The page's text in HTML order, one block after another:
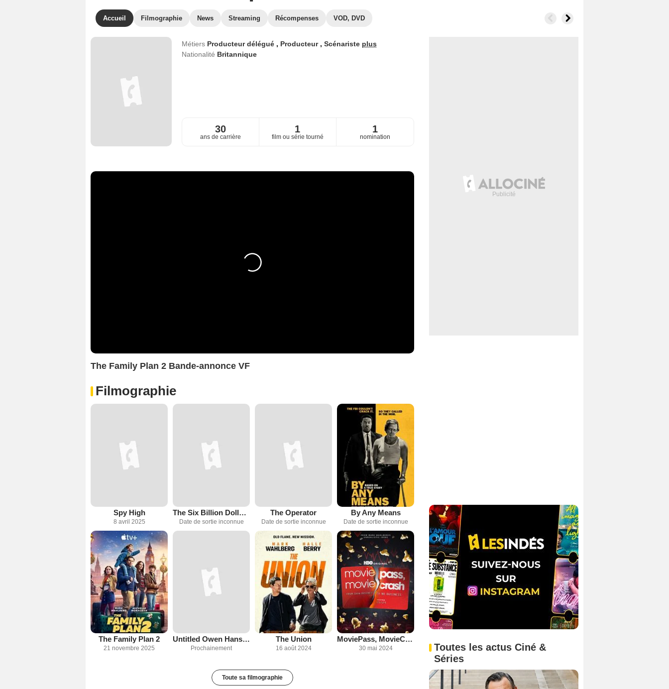
Accueil Filmographie News Streaming Récompenses VOD, DVD
Métiers Producteur délégué , Producteur , Scénariste plus
Nationalité Britannique
30
ans de carrière
1
film ou série tourné
1
nomination
The Family Plan 2 Bande-annonce VF
Filmographie
Spy High
8 avril 2025
The Six Billion Dollar Man
Date de sortie inconnue
The Operator
Date de sortie inconnue
By Any Means
Date de sortie inconnue
The Family Plan 2
21 novembre 2025
Untitled Owen Hanson Docuseries
Prochainement
The Union
16 août 2024
MoviePass, MovieCrash
30 mai 2024
Toute sa filmographie
Toutes les actus Ciné &
Séries